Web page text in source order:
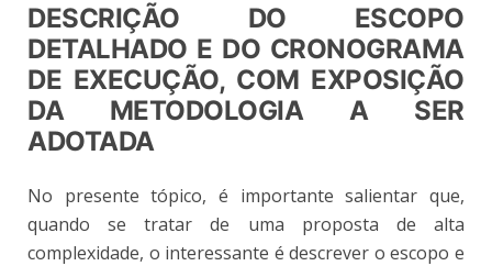
DESCRIÇÃO DO ESCOPO
DETALHADO E DO CRONOGRAMA
DE EXECUÇÃO, COM EXPOSIÇÃO
DA METODOLOGIA A SER
ADOTADA
No presente tópico, é importante salientar que,
quando se tratar de uma proposta de alta
complexidade, o interessante é descrever o escopo e